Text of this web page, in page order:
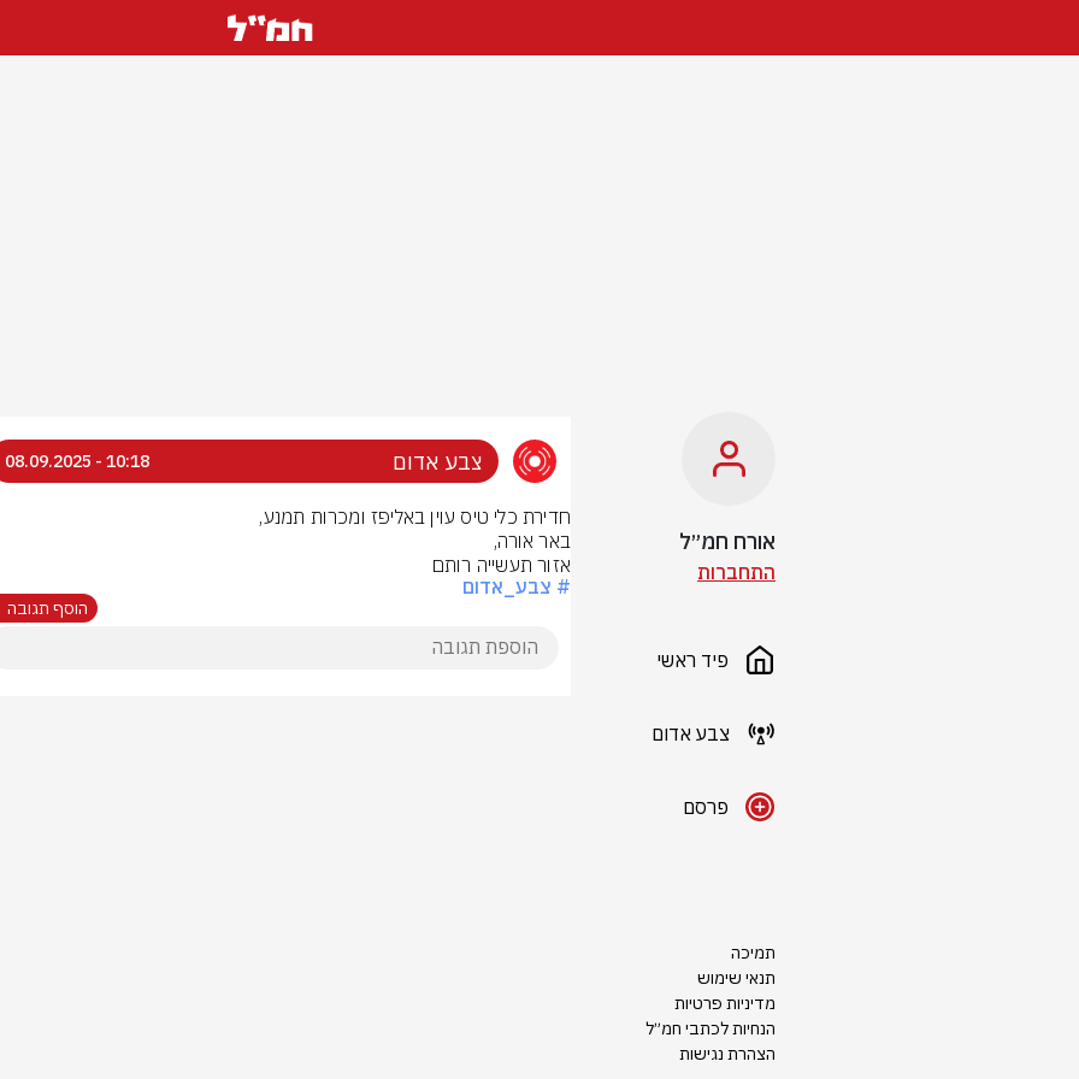
אורח חמ״ל
התחברות
פיד ראשי
צבע אדום
פרסם
תמיכה
תנאי שימוש
מדיניות פרטיות
הנחיות לכתבי חמ״ל
הצהרת נגישות
צבע אדום 10:18 - 08.09.2025
אזור תעשייה רותם
# צבע_אדום
הוסף תגובה